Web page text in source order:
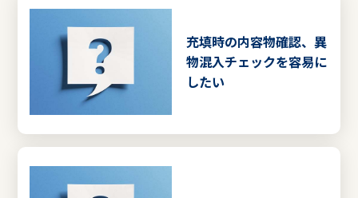
充填時の内容物確認、異
物混入チェックを容易に
したい